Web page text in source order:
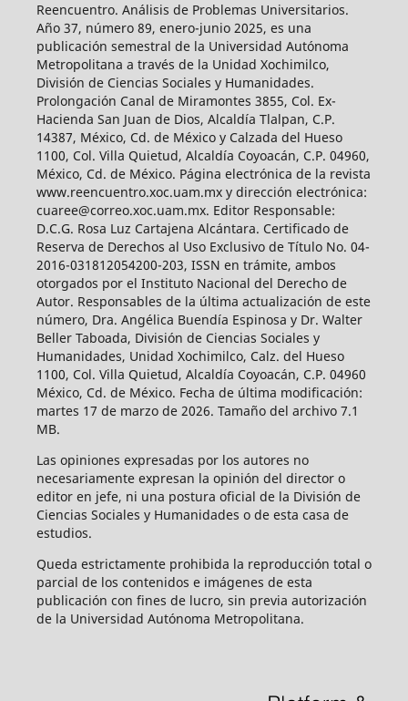
Reencuentro. Análisis de Problemas Universitarios.
Año 37, número 89, enero-junio 2025, es una
publicación semestral de la Universidad Autónoma
Metropolitana a través de la Unidad Xochimilco,
División de Ciencias Sociales y Humanidades.
Prolongación Canal de Miramontes 3855, Col. Ex-
Hacienda San Juan de Dios, Alcaldía Tlalpan, C.P.
14387, México, Cd. de México y Calzada del Hueso
1100, Col. Villa Quietud, Alcaldía Coyoacán, C.P. 04960,
México, Cd. de México. Página electrónica de la revista
www.reencuentro.xoc.uam.mx y dirección electrónica:
cuaree@correo.xoc.uam.mx. Editor Responsable:
D.C.G. Rosa Luz Cartajena Alcántara. Certificado de
Reserva de Derechos al Uso Exclusivo de Título No. 04-
2016-031812054200-203, ISSN en trámite, ambos
otorgados por el Instituto Nacional del Derecho de
Autor. Responsables de la última actualización de este
número, Dra. Angélica Buendía Espinosa y Dr. Walter
Beller Taboada, División de Ciencias Sociales y
Humanidades, Unidad Xochimilco, Calz. del Hueso
1100, Col. Villa Quietud, Alcaldía Coyoacán, C.P. 04960
México, Cd. de México. Fecha de última modificación:
martes 17 de marzo de 2026. Tamaño del archivo 7.1
MB.
Las opiniones expresadas por los autores no
necesariamente expresan la opinión del director o
editor en jefe, ni una postura oficial de la División de
Ciencias Sociales y Humanidades o de esta casa de
estudios.
Queda estrictamente prohibida la reproducción total o
parcial de los contenidos e imágenes de esta
publicación con fines de lucro, sin previa autorización
de la Universidad Autónoma Metropolitana.